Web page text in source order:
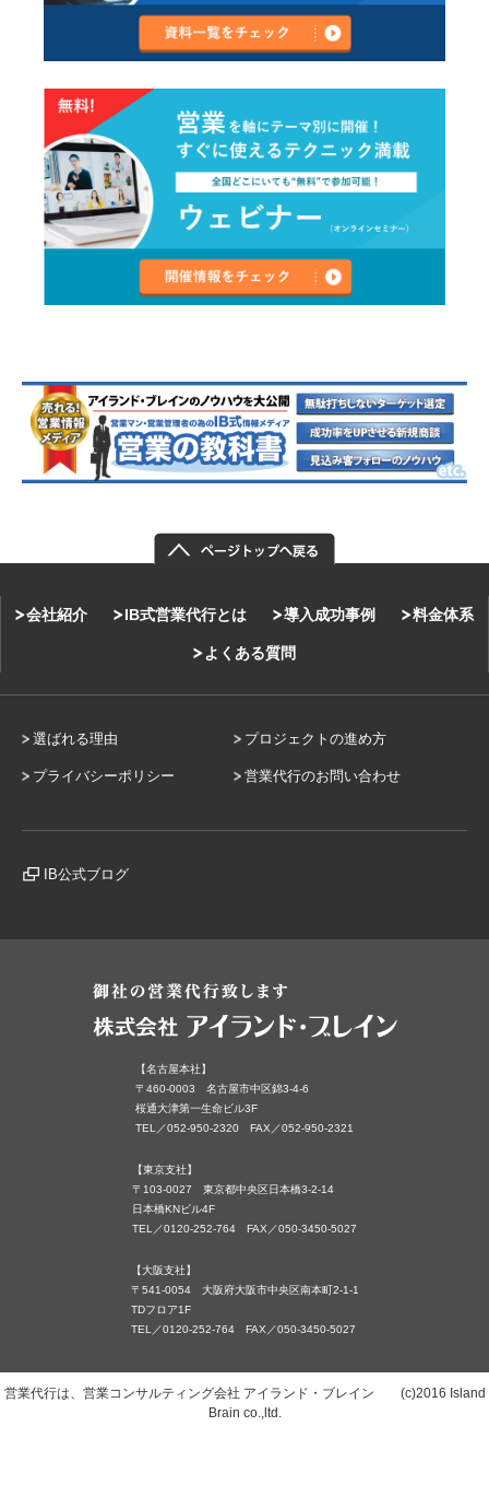
会社紹介 IB式営業代行とは 導入成功事例 料金体系
よくある質問
選ばれる理由 プロジェクトの進め方
プライバシーポリシー 営業代行のお問い合わせ
IB公式ブログ
【名古屋本社】
〒460-0003 名古屋市中区錦3-4-6
桜通大津第一生命ビル3F
TEL／052-950-2320 FAX／052-950-2321
【東京支社】
〒103-0027 東京都中央区日本橋3-2-14
日本橋KNビル4F
TEL／0120-252-764 FAX／050-3450-5027
【大阪支社】
〒541-0054 大阪府大阪市中央区南本町2-1-1
TDフロア1F
TEL／0120-252-764 FAX／050-3450-5027
営業代行は、営業コンサルティング会社 アイランド・ブレイン (c)2016 Island
Brain co.,ltd.